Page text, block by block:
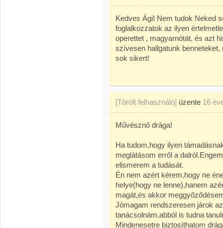
Kedves Ági! Nem tudok Neked
foglalkozzatok az ilyen
operettet , magyarnótát, és azt
szívesen hallgatunk benneteket,
sok sikert!
[Törölt felhasználó] üzente 16
Művésznő drága!
Ha tudom,hogy ilyen
meglátásom erről a
elismerem a tudását.
Én nem azért kérem,hogy ne
helye(hogy ne lenne),hanem
magát,és akkor
Jómagam rendszeresen járok
tanácsolnám,abból is tudna
Mindenesetre biztosíthatom